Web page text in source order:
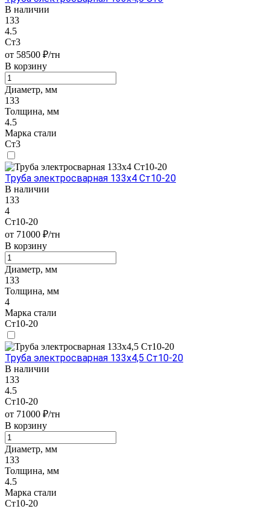
В наличии
133
4.5
Ст3
от 58500 ₽/тн
В корзину
Диаметр, мм
133
Толщина, мм
4.5
Марка стали
Ст3
Труба электросварная 133х4 Ст10-20
В наличии
133
4
Ст10-20
от 71000 ₽/тн
В корзину
Диаметр, мм
133
Толщина, мм
4
Марка стали
Ст10-20
Труба электросварная 133х4,5 Ст10-20
В наличии
133
4.5
Ст10-20
от 71000 ₽/тн
В корзину
Диаметр, мм
133
Толщина, мм
4.5
Марка стали
Ст10-20